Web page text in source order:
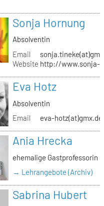
Sonja Hornung
Absolventin
Email
Website http://www.sonja-
Eva Hotz
Absolventin
Email
eva-hotz(at)gmx.de
Ania Hrecka
ehemalige Gastprofessorin
→ Lehrangebote (Archiv)
Sabrina Hubert